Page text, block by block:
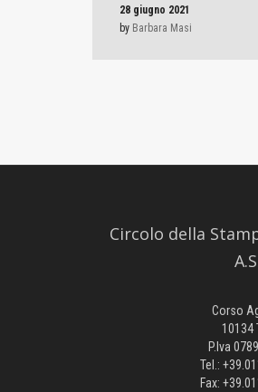
28 giugno 2021
by Barbara Masi
Circolo della
Corso
10134
P.Iva
Tel.:
Fax: